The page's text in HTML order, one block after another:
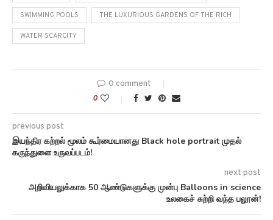
SWIMMING POOLS THE LUXURIOUS GARDENS OF THE RICH
WATER SCARCITY
0 comment
0
previous post
இயந்திர கற்றல் மூலம் கூர்மையானது Black hole portrait முதல்
கருந்துளை உருவப்படம்!
next post
அறிவியலுக்காக 50 ஆண்டுகளுக்கு முன்பு Balloons in science
உலகைச் சுற்றி வந்த பலூன்!